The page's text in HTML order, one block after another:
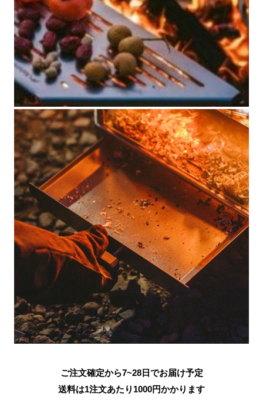
ご注文確定から7~28日でお届け予定
送料は1注文あたり 1000円かかります